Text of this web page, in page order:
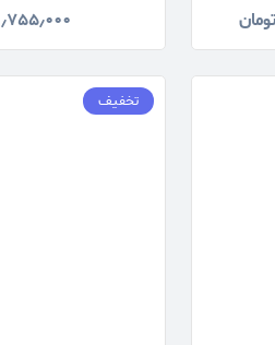
تومان
تخفیف